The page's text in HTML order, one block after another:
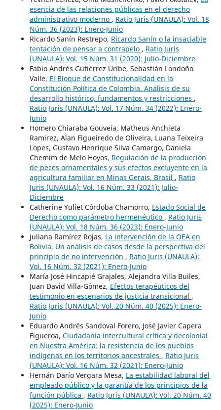
esencia de las relaciones públicas en el derecho
administrativo moderno , Ratio Juris (UNAULA): Vol. 18
Núm. 36 (2023): Enero-Junio
Ricardo Sanín Restrepo, Ricardo Sanín o la insaciable
tentación de pensar a contrapelo , Ratio Juris
(UNAULA): Vol. 15 Núm. 31 (2020): Julio-Diciembre
Fabio Andrés Gutiérrez Uribe, Sebastián Londoño
Valle, El Bloque de Constitucionalidad en la
Constitución Política de Colombia. Análisis de su
desarrollo histórico, fundamentos y restricciones ,
Ratio Juris (UNAULA): Vol. 17 Núm. 34 (2022): Enero-
Junio
Homero Chiaraba Gouveia, Matheus Anchieta
Ramirez, Alan Figueiredo de Oliveira, Luana Teixeira
Lopes, Gustavo Henrique Silva Camargo, Daniela
Chemim de Melo Hoyos, Regulación de la producción
de peces ornamentales y sus efectos excluyente en la
agricultura familiar en Minas Gerais, Brasil , Ratio
Juris (UNAULA): Vol. 16 Núm. 33 (2021): Julio-
Diciembre
Catherine Yuliet Córdoba Chamorro, Estado Social de
Derecho como parámetro hermenéutico , Ratio Juris
(UNAULA): Vol. 18 Núm. 36 (2023): Enero-Junio
Juliana Ramírez Rojas, La intervención de la OEA en
Bolivia. Un análisis de casos desde la perspectiva del
principio de no intervención , Ratio Juris (UNAULA):
Vol. 16 Núm. 32 (2021): Enero-Junio
María José Hincapié Grajales, Alejandra Villa Builes,
Juan David Villa-Gómez, Efectos terapéuticos del
testimonio en escenarios de justicia transicional ,
Ratio Juris (UNAULA): Vol. 20 Núm. 40 (2025): Enero-
Junio
Eduardo Andrés Sandoval Forero, José Javier Capera
Figueroa, Ciudadanía intercultural crítica y decolonial
en Nuestra América: la resistencia de los pueblos
indígenas en los territorios ancestrales , Ratio Juris
(UNAULA): Vol. 16 Núm. 32 (2021): Enero-Junio
Hernán Darío Vergara Mesa, La estabilidad laboral del
empleado público y la garantía de los principios de la
función pública , Ratio Juris (UNAULA): Vol. 20 Núm. 40
(2025): Enero-Junio